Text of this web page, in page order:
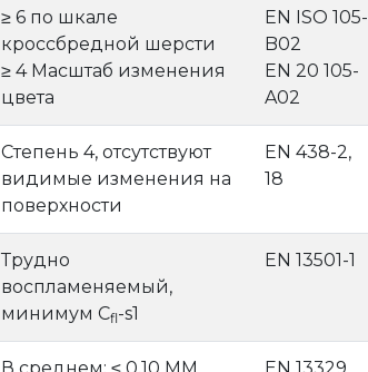
≥ 6 по шкале
кроссбредной шерсти
≥ 4 Масштаб изменения
цвета
EN ISO 105-
B02
EN 20 105-
A02
Степень 4, отсутствуют
видимые изменения на
поверхности
EN 438-2,
18
Трудно
воспламеняемый,
минимум Cfl-s1
EN 13501-1